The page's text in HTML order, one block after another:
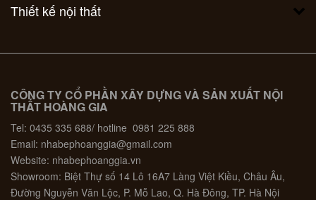
Thiết kế nội thất
CÔNG TY CỔ PHẦN XÂY DỰNG VÀ SẢN XUẤT NỘI
THẤT HOÀNG GIA
Tel: 0435 335 688/ hotline 0981 225 888
Email: nhabephoanggia@gmail.com
Website: nhabephoanggia.vn
Showroom: Biệt Thự số 14 Lô 16A7 Làng Việt Kiều, Châu Âu,
Đường Nguyễn Văn Lộc, P. Mỗ Lao, Q. Hà Đông, TP. Hà Nội